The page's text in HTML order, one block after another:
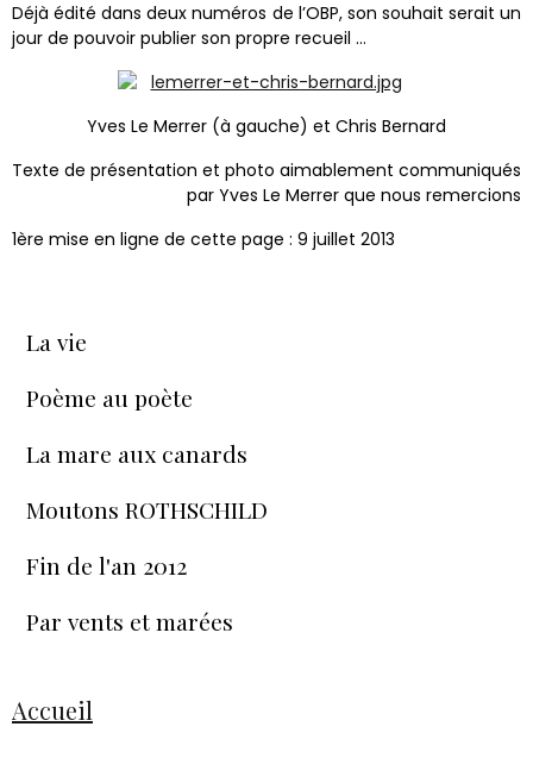
Déjà édité dans deux numéros de l’OBP, son souhait serait un
jour de pouvoir publier son propre recueil …
Yves Le Merrer (à gauche) et Chris Bernard
Texte de présentation et photo aimablement communiqués
par Yves Le Merrer que nous remercions
1ère mise en ligne de cette page : 9 juillet 2013
La vie
Poème au poète
La mare aux canards
Moutons ROTHSCHILD
Fin de l'an 2012
Par vents et marées
Accueil